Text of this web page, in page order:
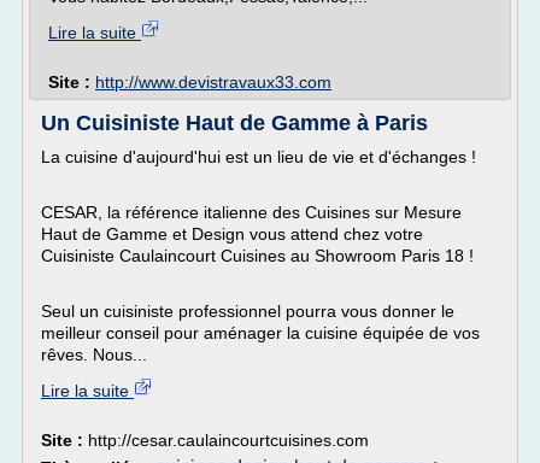
Lire la suite
Site : http://www.devistravaux33.com
Un Cuisiniste Haut de Gamme à Paris
La cuisine d'aujourd'hui est un lieu de vie et d'échanges !
CESAR, la référence italienne des Cuisines sur Mesure
Haut de Gamme et Design vous attend chez votre
Cuisiniste Caulaincourt Cuisines au Showroom Paris 18 !
Seul un cuisiniste professionnel pourra vous donner le
meilleur conseil pour aménager la cuisine équipée de vos
rêves. Nous...
Lire la suite
Site : http://cesar.caulaincourtcuisines.com